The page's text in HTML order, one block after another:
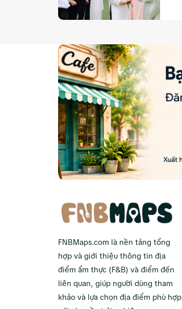
FNBMaps.com là nền tảng tổng
hợp và giới thiệu thông tin địa
điểm ẩm thực (F&B) và điểm đến
liên quan, giúp người dùng tham
khảo và lựa chọn địa điểm phù hợp